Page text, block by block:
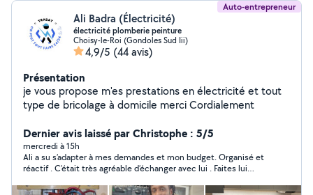
Auto-entrepreneur
Ali Badra (Électricité)
électricité plomberie peinture
Choisy-le-Roi (Gondoles Sud Iii)
4,9/5 (44 avis)
Présentation
je vous propose m'es prestations en électricité et tout
type de bricolage à domicile merci Cordialement
Dernier avis laissé par Christophe : 5/5
mercredi à 15h
Ali a su s’adapter à mes demandes et mon budget. Organisé et
réactif . C’était très agréable d’échanger avec lui . Faites lui